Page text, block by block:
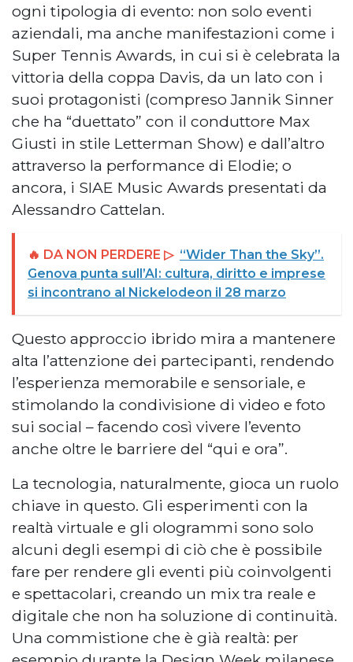
ogni tipologia di evento: non solo eventi
aziendali, ma anche manifestazioni come i
Super Tennis Awards, in cui si è celebrata la
vittoria della coppa Davis, da un lato con i
suoi protagonisti (compreso Jannik Sinner
che ha “duettato” con il conduttore Max
Giusti in stile Letterman Show) e dall’altro
attraverso la performance di Elodie; o
ancora, i SIAE Music Awards presentati da
Alessandro Cattelan.
🔥 DA NON PERDERE ▷ “Wider Than the Sky”.
Genova punta sull’AI: cultura, diritto e imprese
si incontrano al Nickelodeon il 28 marzo
Questo approccio ibrido mira a mantenere
alta l’attenzione dei partecipanti, rendendo
l’esperienza memorabile e sensoriale, e
stimolando la condivisione di video e foto
sui social – facendo così vivere l’evento
anche oltre le barriere del “qui e ora”.
La tecnologia, naturalmente, gioca un ruolo
chiave in questo. Gli esperimenti con la
realtà virtuale e gli ologrammi sono solo
alcuni degli esempi di ciò che è possibile
fare per rendere gli eventi più coinvolgenti
e spettacolari, creando un mix tra reale e
digitale che non ha soluzione di continuità.
Una commistione che è già realtà: per